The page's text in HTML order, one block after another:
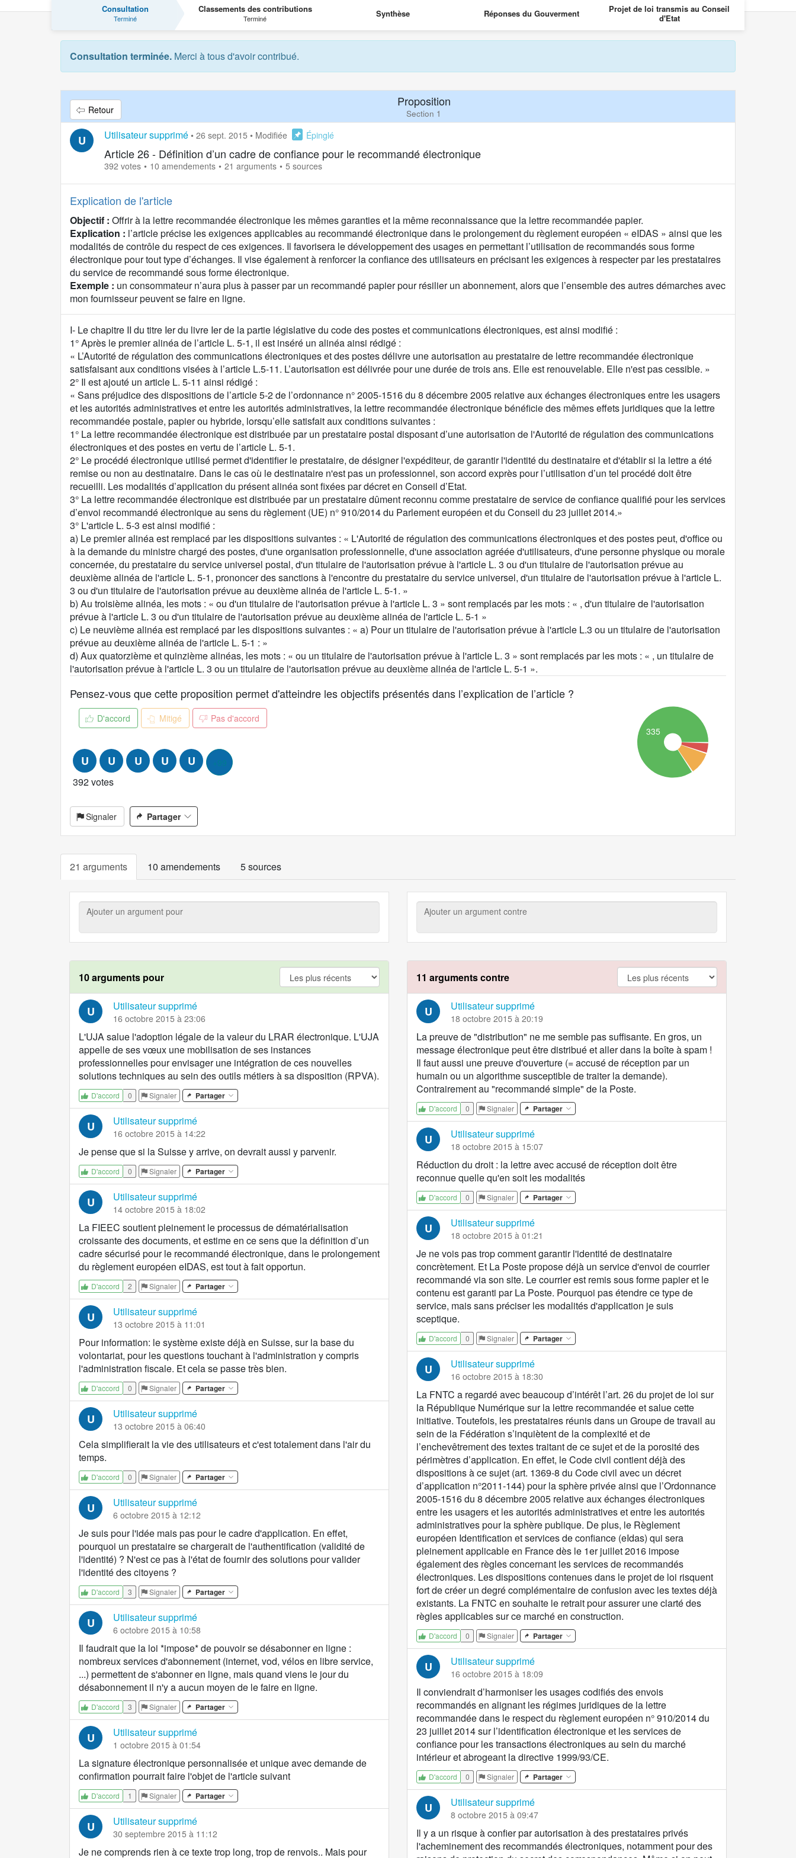
Consultation
Terminé
Classements des contributions
Terminé Synthèse Réponses du Gouverment
Projet de loi transmis au Conseil
d'Etat
Projet de loi
Consultation terminée. Merci à tous d'avoir contribué.
Retour
Proposition
Section 1
U Utilisateur supprimé • 26 sept. 2015 • Modifiée Épinglé
Article 26 - Définition d’un cadre de confiance pour le recommandé électronique
392 votes 10 amendements 21 arguments 5 sources
Explication de l'article
Objectif : Offrir à la lettre recommandée électronique les mêmes garanties et la même reconnaissance que la lettre recommandée papier.
Explication : l’article précise les exigences applicables au recommandé électronique dans le prolongement du règlement européen « eIDAS » ainsi que les
modalités de contrôle du respect de ces exigences. Il favorisera le développement des usages en permettant l’utilisation de recommandés sous forme
électronique pour tout type d’échanges. Il vise également à renforcer la confiance des utilisateurs en précisant les exigences à respecter par les prestataires
du service de recommandé sous forme électronique.
Exemple : un consommateur n’aura plus à passer par un recommandé papier pour résilier un abonnement, alors que l’ensemble des autres démarches avec
mon fournisseur peuvent se faire en ligne.
C
o
n
t
e
n
u
d
e
l
a
p
r
o
p
o
s
i
t
i
o
n
:
I- Le chapitre II du titre Ier du livre Ier de la partie législative du code des postes et communications électroniques, est ainsi modifié :
1° Après le premier alinéa de l’article L. 5-1, il est inséré un alinéa ainsi rédigé :
« L’Autorité de régulation des communications électroniques et des postes délivre une autorisation au prestataire de lettre recommandée électronique
satisfaisant aux conditions visées à l’article L.5-11. L’autorisation est délivrée pour une durée de trois ans. Elle est renouvelable. Elle n'est pas cessible. »
2° Il est ajouté un article L. 5-11 ainsi rédigé :
« Sans préjudice des dispositions de l’article 5-2 de l’ordonnance n° 2005-1516 du 8 décembre 2005 relative aux échanges électroniques entre les usagers
et les autorités administratives et entre les autorités administratives, la lettre recommandée électronique bénéficie des mêmes effets juridiques que la lettre
recommandée postale, papier ou hybride, lorsqu’elle satisfait aux conditions suivantes :
1° La lettre recommandée électronique est distribuée par un prestataire postal disposant d’une autorisation de l'Autorité de régulation des communications
électroniques et des postes en vertu de l’article L. 5-1.
2° Le procédé électronique utilisé permet d'identifier le prestataire, de désigner l'expéditeur, de garantir l'identité du destinataire et d'établir si la lettre a été
remise ou non au destinataire. Dans le cas où le destinataire n'est pas un professionnel, son accord exprès pour l’utilisation d’un tel procédé doit être
recueilli. Les modalités d’application du présent alinéa sont fixées par décret en Conseil d’Etat.
3° La lettre recommandée électronique est distribuée par un prestataire dûment reconnu comme prestataire de service de confiance qualifié pour les services
d’envoi recommandé électronique au sens du règlement (UE) n° 910/2014 du Parlement européen et du Conseil du 23 juillet 2014.»
3° L'article L. 5-3 est ainsi modifié :
a) Le premier alinéa est remplacé par les dispositions suivantes : « L'Autorité de régulation des communications électroniques et des postes peut, d'office ou
à la demande du ministre chargé des postes, d'une organisation professionnelle, d'une association agréée d'utilisateurs, d'une personne physique ou morale
concernée, du prestataire du service universel postal, d'un titulaire de l'autorisation prévue à l'article L. 3 ou d'un titulaire de l'autorisation prévue au
deuxième alinéa de l'article L. 5-1, prononcer des sanctions à l'encontre du prestataire du service universel, d'un titulaire de l'autorisation prévue à l'article L.
3 ou d'un titulaire de l'autorisation prévue au deuxième alinéa de l'article L. 5-1. »
b) Au troisième alinéa, les mots : « ou d'un titulaire de l'autorisation prévue à l'article L. 3 » sont remplacés par les mots : « , d'un titulaire de l'autorisation
prévue à l'article L. 3 ou d'un titulaire de l'autorisation prévue au deuxième alinéa de l'article L. 5-1 »
c) Le neuvième alinéa est remplacé par les dispositions suivantes : « a) Pour un titulaire de l'autorisation prévue à l'article L.3 ou un titulaire de l'autorisation
prévue au deuxième alinéa de l'article L. 5-1 : »
d) Aux quatorzième et quinzième alinéas, les mots : « ou un titulaire de l'autorisation prévue à l'article L. 3 » sont remplacés par les mots : « , un titulaire de
l'autorisation prévue à l'article L. 3 ou un titulaire de l'autorisation prévue au deuxième alinéa de l'article L. 5-1 ».
Pensez-vous que cette proposition permet d'atteindre les objectifs présentés dans l’explication de l’article ?
D'accord Mitigé Pas d'accord
U U U U U
392 votes
335
Signaler Partager
21 arguments 10 amendements 5 sources
Ajouter
argument
pour
10 arguments pour argument.filter.yes
U Utilisateur supprimé
16 octobre 2015 à 23:06
L'UJA salue l'adoption légale de la valeur du LRAR électronique. L'UJA
appelle de ses vœux une mobilisation de ses instances
professionnelles pour envisager une intégration de ces nouvelles
solutions techniques au sein des outils métiers à sa disposition (RPVA).
D'accord 0 Signaler Partager
U Utilisateur supprimé
16 octobre 2015 à 14:22
Je pense que si la Suisse y arrive, on devrait aussi y parvenir.
D'accord 0 Signaler Partager
U Utilisateur supprimé
14 octobre 2015 à 18:02
La FIEEC soutient pleinement le processus de dématérialisation
croissante des documents, et estime en ce sens que la définition d’un
cadre sécurisé pour le recommandé électronique, dans le prolongement
du règlement européen eIDAS, est tout à fait opportun.
D'accord 2 Signaler Partager
U Utilisateur supprimé
13 octobre 2015 à 11:01
Pour information: le système existe déjà en Suisse, sur la base du
volontariat, pour les questions touchant à l'administration y compris
l'administration fiscale. Et cela se passe très bien.
D'accord 0 Signaler Partager
U Utilisateur supprimé
13 octobre 2015 à 06:40
Cela simplifierait la vie des utilisateurs et c'est totalement dans l'air du
temps.
D'accord 0 Signaler Partager
U Utilisateur supprimé
6 octobre 2015 à 12:12
Je suis pour l'idée mais pas pour le cadre d'application. En effet,
pourquoi un prestataire se chargerait de l'authentification (validité de
l'identité) ? N'est ce pas à l'état de fournir des solutions pour valider
l'identité des citoyens ?
D'accord 3 Signaler Partager
U Utilisateur supprimé
6 octobre 2015 à 10:58
Il faudrait que la loi *impose* de pouvoir se désabonner en ligne :
nombreux services d'abonnement (internet, vod, vélos en libre service,
...) permettent de s'abonner en ligne, mais quand viens le jour du
désabonnement il n'y a aucun moyen de le faire en ligne.
D'accord 3 Signaler Partager
U Utilisateur supprimé
1 octobre 2015 à 01:54
La signature électronique personnalisée et unique avec demande de
confirmation pourrait faire l'objet de l'article suivant
D'accord 1 Signaler Partager
U Utilisateur supprimé
30 septembre 2015 à 11:12
Je ne comprends rien à ce texte trop long, trop de renvois.. Mais pour
Ajouter
argument
contre
11 arguments contre argument.filter.no
U Utilisateur supprimé
18 octobre 2015 à 20:19
La preuve de "distribution" ne me semble pas suffisante. En gros, un
message électronique peut être distribué et aller dans la boîte à spam !
Il faut aussi une preuve d'ouverture (= accusé de réception par un
humain ou un algorithme susceptible de traiter la demande).
Contrairement au "recommandé simple" de la Poste.
D'accord 0 Signaler Partager
U Utilisateur supprimé
18 octobre 2015 à 15:07
Réduction du droit : la lettre avec accusé de réception doit être
reconnue quelle qu'en soit les modalités
D'accord 0 Signaler Partager
U Utilisateur supprimé
18 octobre 2015 à 01:21
Je ne vois pas trop comment garantir l'identité de destinataire
concrètement. Et La Poste propose déjà un service d'envoi de courrier
recommandé via son site. Le courrier est remis sous forme papier et le
contenu est garanti par La Poste. Pourquoi pas étendre ce type de
service, mais sans préciser les modalités d'application je suis
sceptique.
D'accord 0 Signaler Partager
U Utilisateur supprimé
16 octobre 2015 à 18:30
La FNTC a regardé avec beaucoup d’intérêt l’art. 26 du projet de loi sur
la République Numérique sur la lettre recommandée et salue cette
initiative. Toutefois, les prestataires réunis dans un Groupe de travail au
sein de la Fédération s’inquiètent de la complexité et de
l’enchevêtrement des textes traitant de ce sujet et de la porosité des
périmètres d’application. En effet, le Code civil contient déjà des
dispositions à ce sujet (art. 1369-8 du Code civil avec un décret
d’application n°2011-144) pour la sphère privée ainsi que l’Ordonnance
2005-1516 du 8 décembre 2005 relative aux échanges électroniques
entre les usagers et les autorités administratives et entre les autorités
administratives pour la sphère publique. De plus, le Règlement
européen Identification et services de confiance (eIdas) qui sera
pleinement applicable en France dès le 1er juillet 2016 impose
également des règles concernant les services de recommandés
électroniques. Les dispositions contenues dans le projet de loi risquent
fort de créer un degré complémentaire de confusion avec les textes déjà
existants. La FNTC en souhaite le retrait pour assurer une clarté des
règles applicables sur ce marché en construction.
D'accord 0 Signaler Partager
U Utilisateur supprimé
16 octobre 2015 à 18:09
Il conviendrait d’harmoniser les usages codifiés des envois
recommandés en alignant les régimes juridiques de la lettre
recommandée dans le respect du règlement européen n° 910/2014 du
23 juillet 2014 sur l’identification électronique et les services de
confiance pour les transactions électroniques au sein du marché
intérieur et abrogeant la directive 1999/93/CE.
D'accord 0 Signaler Partager
U Utilisateur supprimé
8 octobre 2015 à 09:47
Il y a un risque à confier par autorisation à des prestataires privés
l'acheminement des recommandés électroniques, notamment pour des